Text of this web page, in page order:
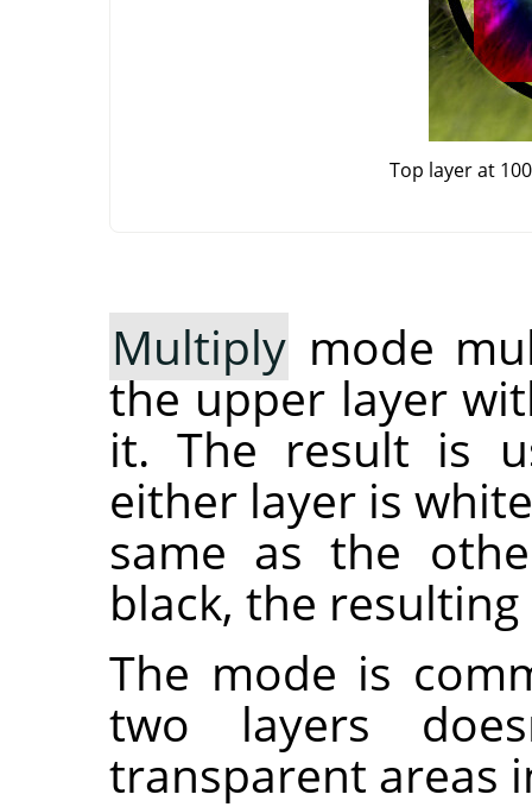
Top layer at
Multiply mode
the upper layer
it. The result is
either layer is
same as the
black, the
The mode is
two layers
transparent areas